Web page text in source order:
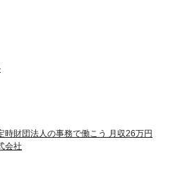
財団法人の事務で働こう 月収26万円
会社